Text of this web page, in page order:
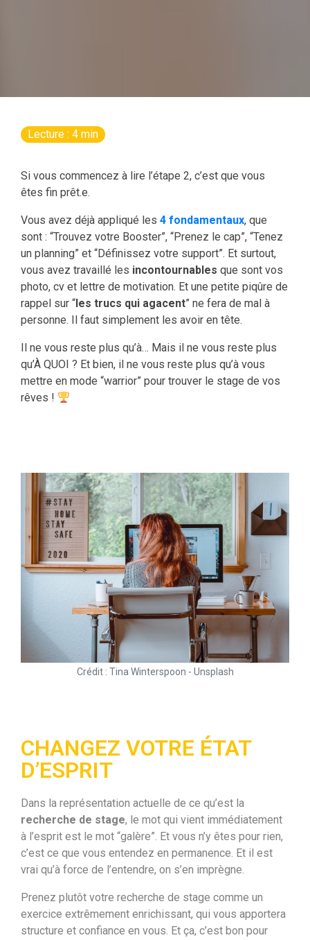
Lecture : 4 min
Si vous commencez à lire l’étape 2, c’est que vous
êtes fin prêt.e.
Vous avez déjà appliqué les 4 fondamentaux, que
sont : “Trouvez votre Booster”, “Prenez le cap”, “Tenez
un planning” et “Définissez votre support”. Et surtout,
vous avez travaillé les incontournables que sont vos
photo, cv et lettre de motivation. Et une petite piqûre de
rappel sur “les trucs qui agacent” ne fera de mal à
personne. Il faut simplement les avoir en tête.
Il ne vous reste plus qu’à… Mais il ne vous reste plus
qu’À QUOI ? Et bien, il ne vous reste plus qu’à vous
mettre en mode “warrior” pour trouver le stage de vos
rêves !
Crédit : Tina Winterspoon - Unsplash
CHANGEZ VOTRE ÉTAT
D’ESPRIT
Dans la représentation actuelle de ce qu’est la
recherche de stage, le mot qui vient immédiatement
à l’esprit est le mot “galère”. Et vous n’y êtes pour rien,
c’est ce que vous entendez en permanence. Et il est
vrai qu’à force de l’entendre, on s’en imprègne.
Prenez plutôt votre recherche de stage comme un
exercice extrêmement enrichissant, qui vous apportera
structure et confiance en vous. Et ça, c’est bon pour